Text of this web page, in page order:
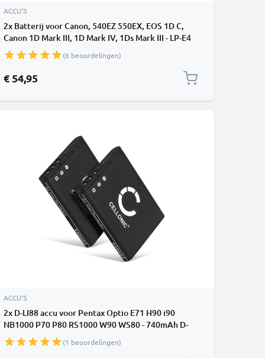
ACCU'S
2x Batterij voor Canon, 540EZ 550EX, EOS 1D C,
Canon 1D Mark III, 1D Mark IV, 1Ds Mark III - LP-E4
2400mAh vervangende accu
(6 beoordelingen)
€ 54,95
ACCU'S
2x D-LI88 accu voor Pentax Optio E71 H90 i90
NB1000 P70 P80 RS1000 W90 WS80 - 740mAh D-
LI88 vervangende accu voor camera
(1 beoordelingen)